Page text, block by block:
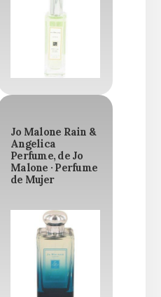
Jo Malone Rain &
Angelica
Perfume, de Jo
Malone · Perfume
de Mujer